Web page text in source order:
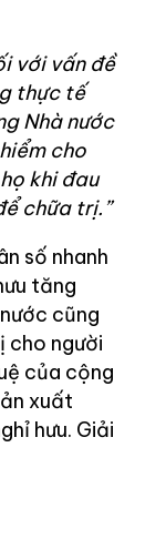
với vấn đề
thực tế
Nhà nước
cho
khi đau
chữa trị.”
số nhanh
tăng
cũng
cho người
của cộng
xuất
hưu. Giải